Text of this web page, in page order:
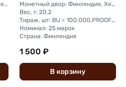
Монетный двор: Финляндия, Хельсинки-Вантаа
Монетный двор: Финляндия, Хельсинки-Вантаа
Вес, г: 20,2
Тираж, шт: BU = 100.000,PROOF = 2.000
Номинал: 25 марок
Страна: Финляндия
1 500 ₽
В корзину